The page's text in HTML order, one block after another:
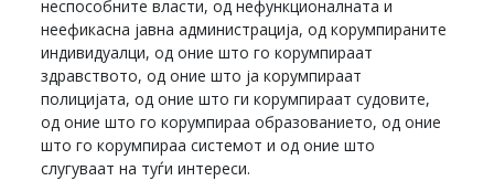
неспособните власти, од нефункционалната и
неефикасна јавна администрација, од корумпираните
индивидуалци, од оние што го корумпираат
здравството, од оние што ја корумпираат
полицијата, од оние што ги корумпираат судовите,
од оние што го корумпираа образованието, од оние
што го корумпираа системот и од оние што
слугуваат на туѓи интереси.